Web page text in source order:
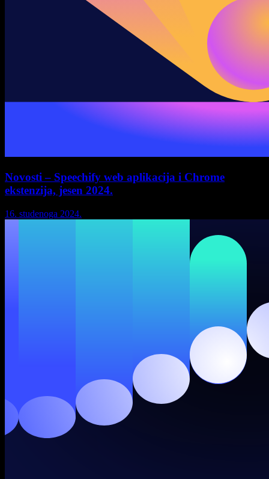
Novosti – Speechify web aplikacija i Chrome
ekstenzija, jesen 2024.
16. studenoga 2024.